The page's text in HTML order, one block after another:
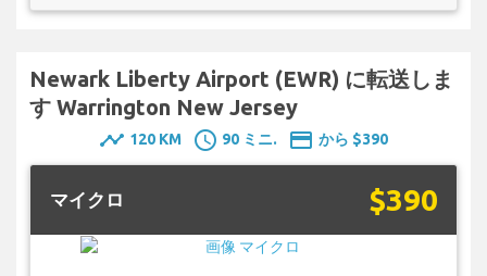
Newark Liberty Airport (EWR) に転送しま
す Warrington New Jersey
timeline 120 KM schedule 90 ミニ. payment から $390
マイクロ $390